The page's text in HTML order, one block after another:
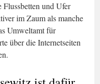
Flussbetten und Ufer
im Zaum als manche
Umweltamt für
über die Internetseiten